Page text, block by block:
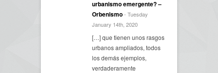
urbanismo emergente? –
Orbenismo- Tuesday
January 14th, 2020
[…] que tienen unos rasgos
urbanos ampliados, todos
los demás ejemplos,
verdaderamente